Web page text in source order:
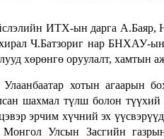
ИТХ-ын дарга А.Баяр,
Ч.Батзориг нар БНХАУ-ын
хөрөнгө оруулалт, хамтын
хотын агаарын
шахмал түлш болон түүхий
эрчим хүчний эх
Монгол Улсын Засгийн